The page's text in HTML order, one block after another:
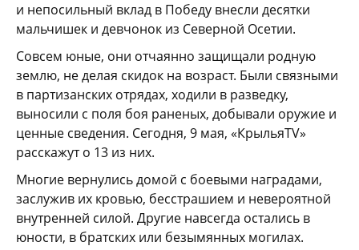
и непосильный вклад в Победу внесли десятки
мальчишек и девчонок из Северной Осетии.
Совсем юные, они отчаянно защищали родную
землю, не делая скидок на возраст. Были связными
в партизанских отрядах, ходили в разведку,
выносили с поля боя раненых, добывали оружие и
ценные сведения. Сегодня, 9 мая, «КрыльяTV»
расскажут о 13 из них.
Многие вернулись домой с боевыми наградами,
заслужив их кровью, бесстрашием и невероятной
внутренней силой. Другие навсегда остались в
юности, в братских или безымянных могилах.